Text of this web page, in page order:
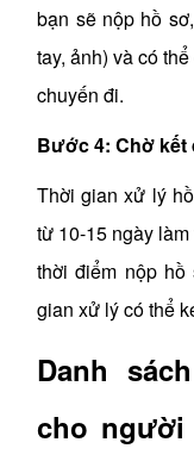
bạn sẽ nộp hồ
tay, ảnh) và có
chuyến đi.
Bước 4: Chờ kết
Thời gian xử lý
từ 10-15 ngày
thời điểm nộp hồ
gian xử lý có thể
Danh
cho người